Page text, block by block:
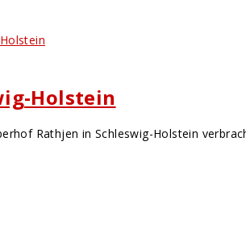
Holstein
Rathjen in Schleswig-Holstein